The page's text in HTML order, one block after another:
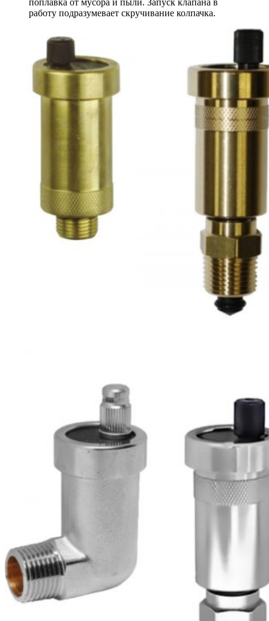
поплавка от мусора и пыли. Запуск клапана в
работу подразумевает скручивание колпачка.